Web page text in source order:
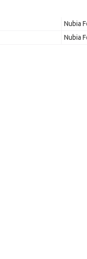
Nubia
Nubia